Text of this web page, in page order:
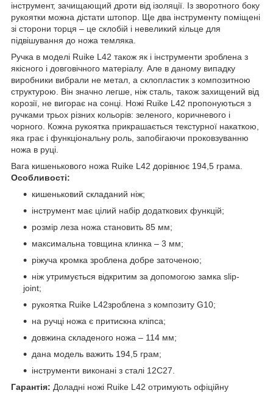
інструмент, зачищающий дроти від ізоляції. Із зворотного боку
рукоятки можна дістати штопор. Ще два інструменту поміщені
зі сторони торця – це склобій і невеликий кільце для
підвішування до ножа темляка.
Ручка в моделі Ruike L42 також як і інструменти зроблена з
якісного і довговічного матеріалу. Але в даному випадку
виробники вибрали не метал, а склопластик з композитною
структурою. Він значно легше, ніж сталь, також захищений від
корозії, не вигорає на сонці. Ножі Ruike L42 пропонуються з
ручками трьох різних кольорів: зеленого, коричневого і
чорного. Кожна рукоятка прикрашається текстурної накаткою,
яка грає і функціональну роль, запобігаючи проковзуванню
ножа в руці.
Вага кишенькового ножа Ruike L42 дорівнює 194,5 грама.
Особливості:
кишеньковий складаний ніж;
інструмент має цілий набір додаткових функцій;
розмір леза ножа становить 85 мм;
максимальна товщина клинка – 3 мм;
ріжуча кромка зроблена добре заточеною;
ніж утримується відкритим за допомогою замка slip-
joint;
рукоятка Ruike L42зроблена з композиту G10;
на ручці ножа є притискна кліпса;
довжина складеного ножа – 114 мм;
дана модель важить 194,5 грам;
інструменти виконані з сталі 12С27.
Гарантія: Доладні ножі Ruike L42 отримують офіційну